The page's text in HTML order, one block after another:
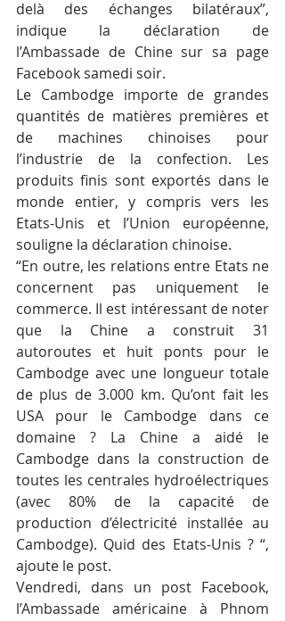
delà des échanges bilatéraux”,
indique la déclaration de
l’Ambassade de Chine sur sa page
Facebook samedi soir.
Le Cambodge importe de grandes
quantités de matières premières et
de machines chinoises pour
l’industrie de la confection. Les
produits finis sont exportés dans le
monde entier, y compris vers les
Etats-Unis et l’Union européenne,
souligne la déclaration chinoise.
“En outre, les relations entre Etats ne
concernent pas uniquement le
commerce. Il est intéressant de noter
que la Chine a construit 31
autoroutes et huit ponts pour le
Cambodge avec une longueur totale
de plus de 3.000 km. Qu’ont fait les
USA pour le Cambodge dans ce
domaine ? La Chine a aidé le
Cambodge dans la construction de
toutes les centrales hydroélectriques
(avec 80% de la capacité de
production d’électricité installée au
Cambodge). Quid des Etats-Unis ? “,
ajoute le post.
Vendredi, dans un post Facebook,
l’Ambassade américaine à Phnom